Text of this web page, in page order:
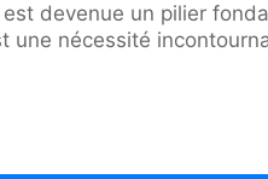
devenue un pilier
une nécessité